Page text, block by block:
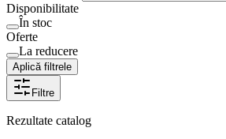
Disponibilitate
În stoc
Oferte
La reducere
Aplică filtrele
Filtre
Rezultate catalog